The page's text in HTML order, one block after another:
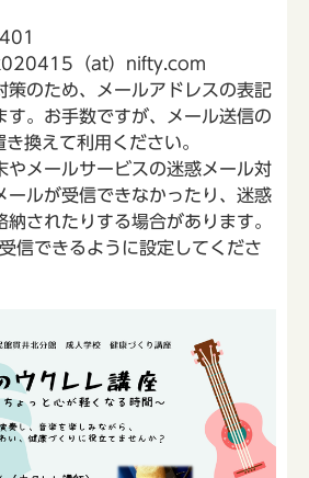
（at）nifty.com
策のため、メールアドレスの表記
す。お手数ですが、メール送信の
換えて利用ください。
やメールサービスの迷惑メール対
ールが受信できなかったり、迷惑
納されたりする場合があります。
信できるように設定してくださ